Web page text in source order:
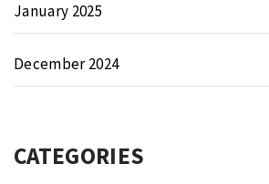
January 2025
December 2024
CATEGORIES